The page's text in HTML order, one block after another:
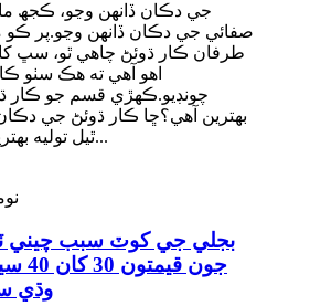
جي دڪان ڏانھن وڃو، ڪجھ
صفائي جي دڪان ڏانھن وڃو.پر ڪو
طرفان ڪار ڌوئڻ چاهي ٿو، سڀ
اهو آهي ته هڪ سٺو
چونڊيو.ڪهڙي قسم جو ڪار
بهترين آهي؟ڇا ڪار ڌوئڻ جي
ٿيل توليه بهترين آهي؟مان...
نومبر
بجلي جي کوٽ سبب چيني
جون
وڌي